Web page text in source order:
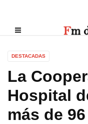
DESTACADAS
La
Hospital
más de